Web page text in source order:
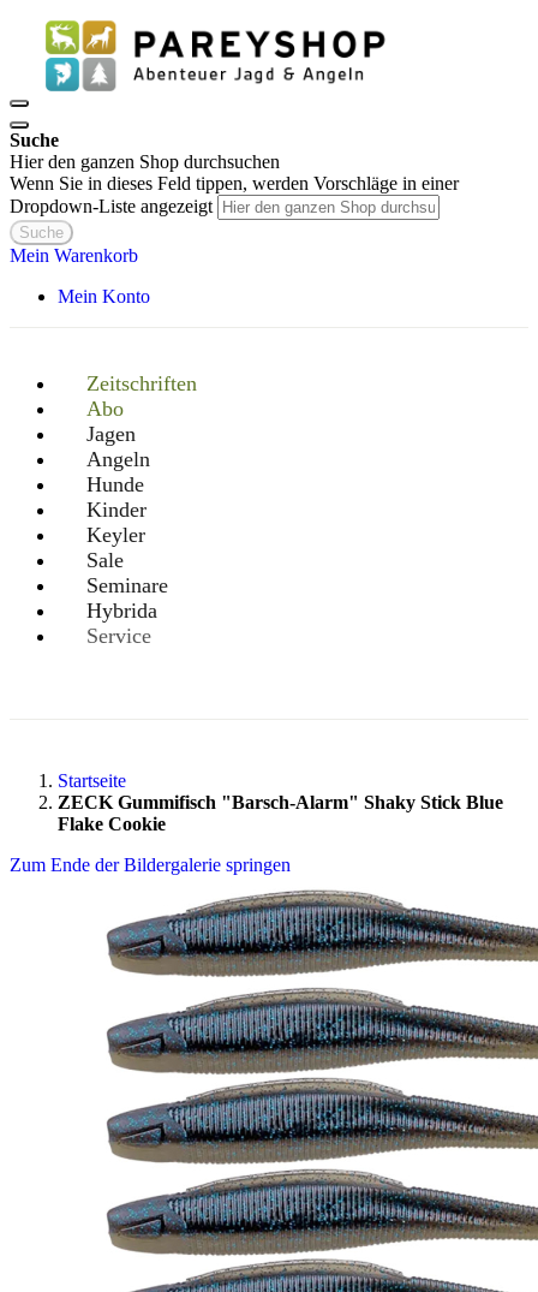
Suche
Hier den ganzen Shop durchsuchen
Wenn Sie in dieses Feld tippen, werden Vorschläge in einer
Dropdown-Liste angezeigt
Suche
Mein Warenkorb
Mein Konto
Zeitschriften
Abo
Jagen
Angeln
Hunde
Kinder
Keyler
Sale
Seminare
Hybrida
Service
Startseite
ZECK Gummifisch "Barsch-Alarm" Shaky Stick Blue
Flake Cookie
Zum Ende der Bildergalerie springen